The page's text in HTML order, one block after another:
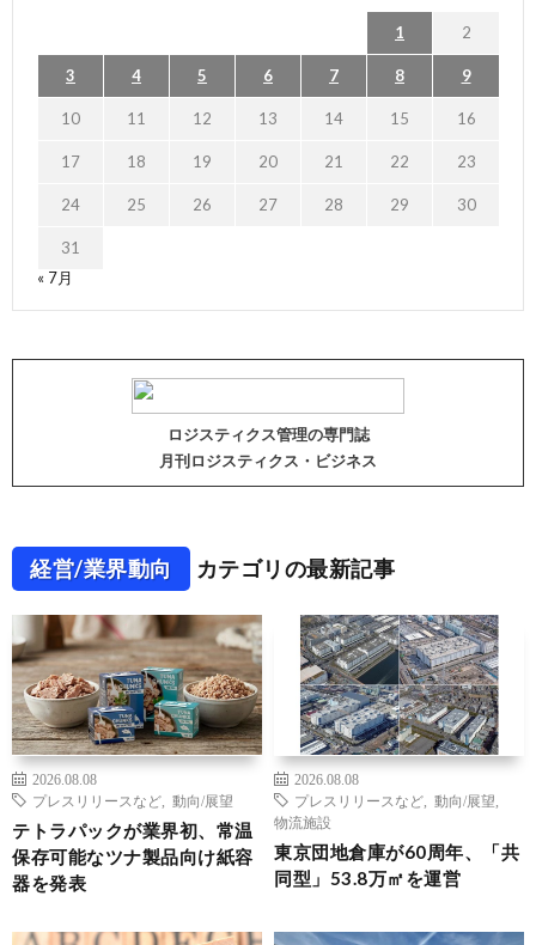
1 2
3 4 5 6 7 8 9
10 11 12 13 14 15 16
17 18 19 20 21 22 23
24 25 26 27 28 29 30
31
« 7月
ロジスティクス管理の専門誌
月刊ロジスティクス・ビジネス
経営/業界動向 カテゴリの最新記事
2026.08.08
プレスリリースなど
動向/展望
テトラパックが業界初、常温
保存可能なツナ製品向け紙容
器を発表
2026.08.08
プレスリリースなど
動向/展望
物流施設
東京団地倉庫が60周年、「共
同型」53.8万㎡を運営